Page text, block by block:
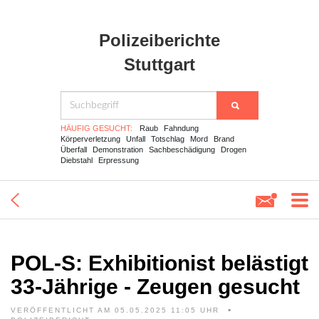
Polizeiberichte
Stuttgart
HÄUFIG GESUCHT: Raub
Fahndung
Körperverletzung
Unfall Totschlag Mord
Brand
Überfall
Demonstration Sachbeschädigung
Drogen
Diebstahl
Erpressung
POL-S: Exhibitionist belästigt
33-Jährige - Zeugen gesucht
VERÖFFENTLICHT AM 05.05.2025 11:05 UHR